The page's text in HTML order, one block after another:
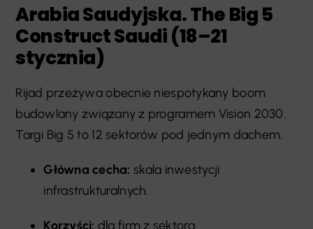
Arabia Saudyjska. The Big 5
Construct Saudi (18–21
stycznia)
Rijad przeżywa obecnie niespotykany boom
budowlany związany z programem Vision 2030.
Targi Big 5 to 12 sektorów pod jednym dachem.
Główna cecha: skala inwestycji
infrastrukturalnych.
Korzyści: dla firm z sektora